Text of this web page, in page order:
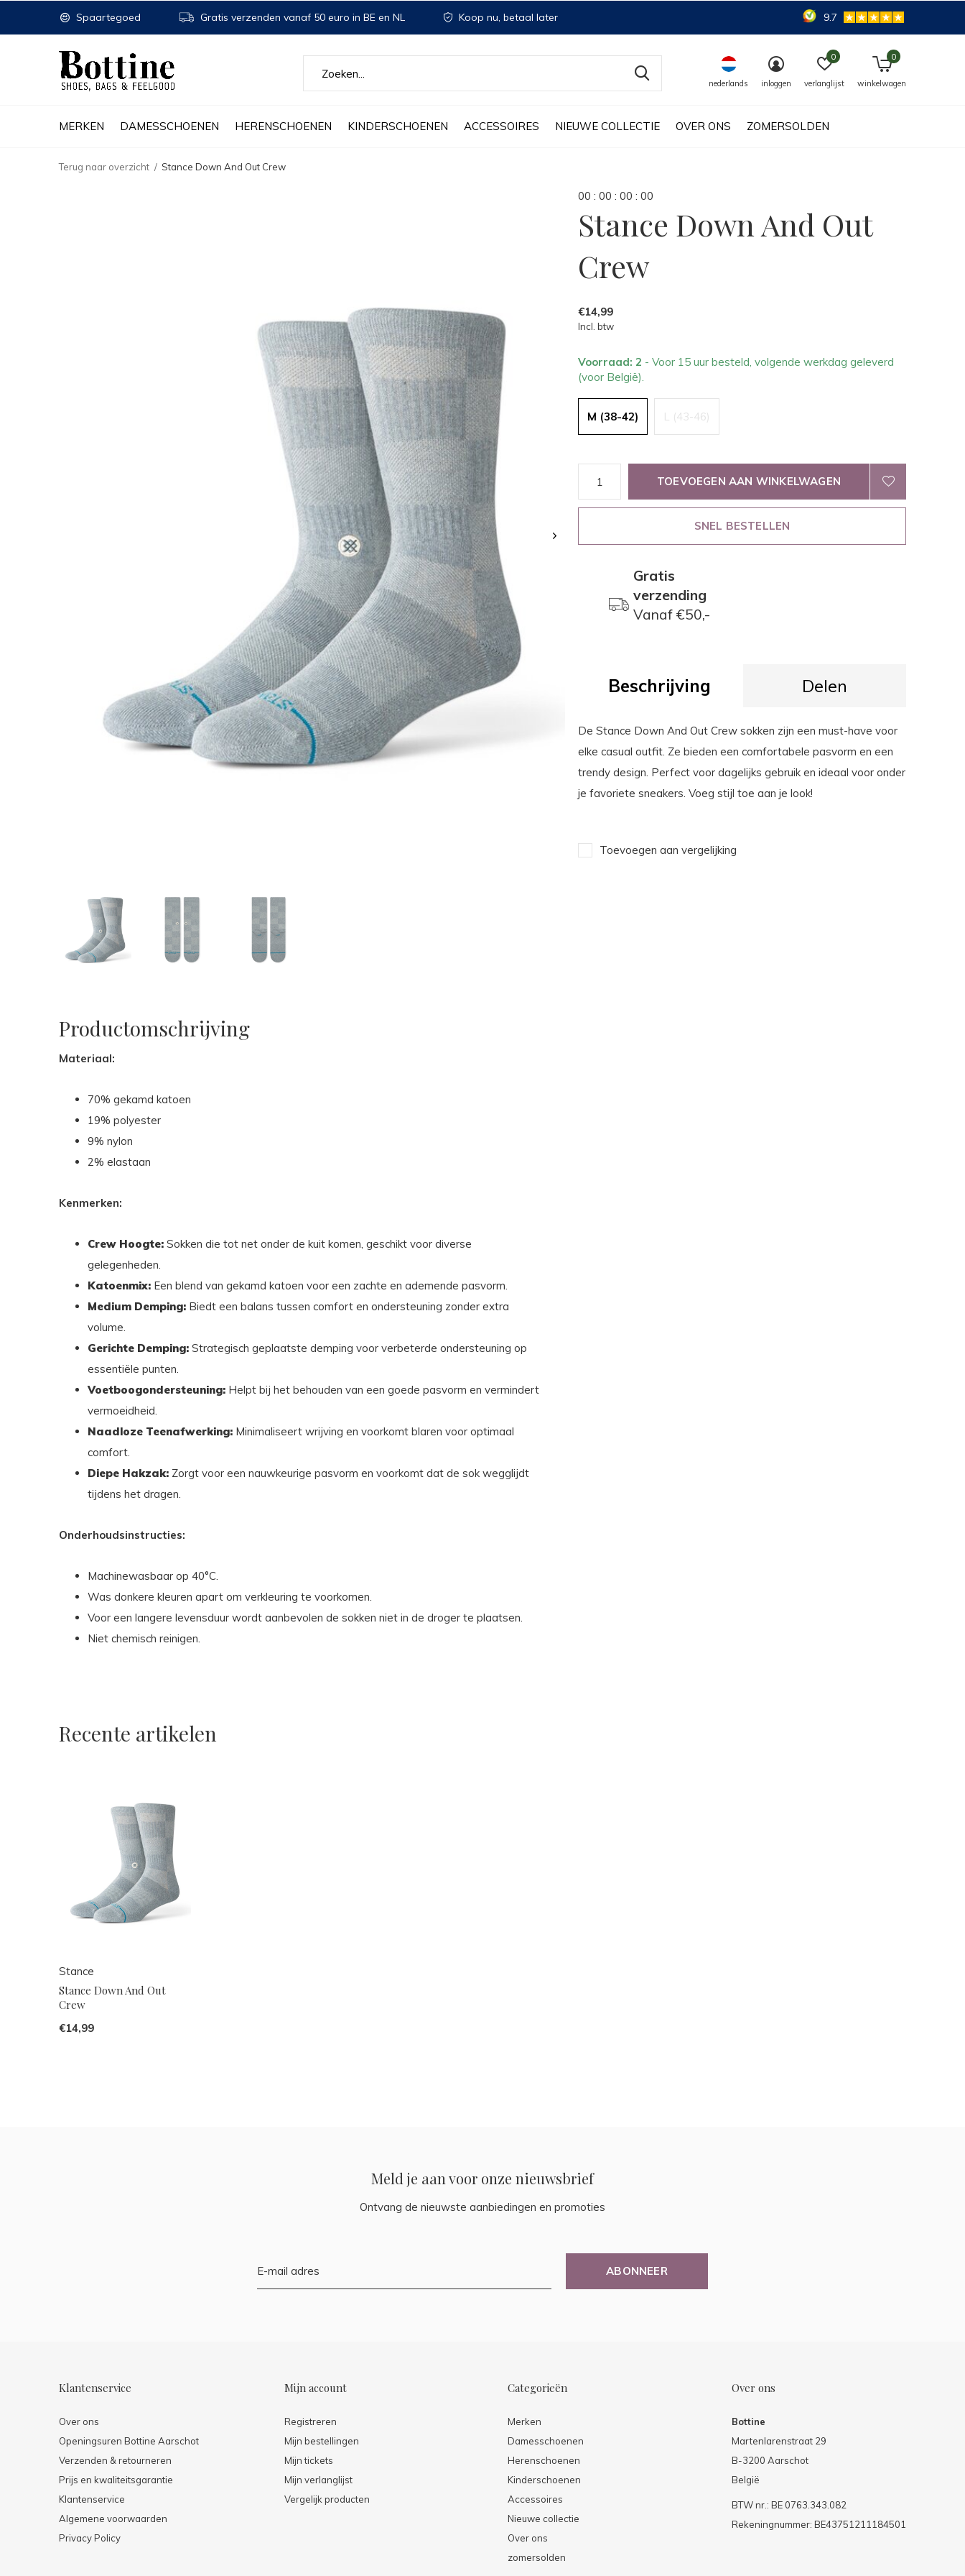
MERKEN DAMESSCHOENEN HERENSCHOENEN KINDERSCHOENEN ACCESSOIRES NIEUWE COLLECTIE OVER ONS ZOMERSOLDEN
nederlands inloggen verlanglijst
0
winkelwagen
0
Spaartegoed Gratis verzenden vanaf 50 euro in BE en NL Koop nu, betaal later 9.7
Terug naar overzicht Stance Down And Out Crew
00 : 00 : 00 : 00
Stance Down And Out
Crew
€14,99
Incl. btw
Voorraad: 2 - Voor 15 uur besteld, volgende werkdag geleverd
(voor België).
M (38-42) L (43-46)
TOEVOEGEN AAN WINKELWAGEN
SNEL BESTELLEN
Gratis
verzending
Vanaf €50,-
Beschrijving Delen
De Stance Down And Out Crew sokken zijn een must-have voor
elke casual outfit. Ze bieden een comfortabele pasvorm en een
trendy design. Perfect voor dagelijks gebruik en ideaal voor onder
je favoriete sneakers. Voeg stijl toe aan je look!
Toevoegen aan vergelijking
Productomschrijving
Materiaal:
70% gekamd katoen
19% polyester
9% nylon
2% elastaan
Kenmerken:
Crew Hoogte: Sokken die tot net onder de kuit komen, geschikt voor diverse
gelegenheden.
Katoenmix: Een blend van gekamd katoen voor een zachte en ademende pasvorm.
Medium Demping: Biedt een balans tussen comfort en ondersteuning zonder extra
volume.
Gerichte Demping: Strategisch geplaatste demping voor verbeterde ondersteuning op
essentiële punten.
Voetboogondersteuning: Helpt bij het behouden van een goede pasvorm en vermindert
vermoeidheid.
Naadloze Teenafwerking: Minimaliseert wrijving en voorkomt blaren voor optimaal
comfort.
Diepe Hakzak: Zorgt voor een nauwkeurige pasvorm en voorkomt dat de sok wegglijdt
tijdens het dragen.
Onderhoudsinstructies:
Machinewasbaar op 40°C.
Was donkere kleuren apart om verkleuring te voorkomen.
Voor een langere levensduur wordt aanbevolen de sokken niet in de droger te plaatsen.
Niet chemisch reinigen.
Recente artikelen
Stance
Stance Down And Out
Crew
€14,99
Meld je aan voor onze nieuwsbrief
Ontvang de nieuwste aanbiedingen en promoties
ABONNEER
Klantenservice
Over ons
Openingsuren Bottine Aarschot
Verzenden & retourneren
Prijs en kwaliteitsgarantie
Klantenservice
Algemene voorwaarden
Privacy Policy
Mijn account
Registreren
Mijn bestellingen
Mijn tickets
Mijn verlanglijst
Vergelijk producten
Categorieën
Merken
Damesschoenen
Herenschoenen
Kinderschoenen
Accessoires
Nieuwe collectie
Over ons
zomersolden
Over ons
Bottine
Martenlarenstraat 29
B-3200 Aarschot
België
BTW nr.: BE 0763.343.082
Rekeningnummer: BE43751211184501